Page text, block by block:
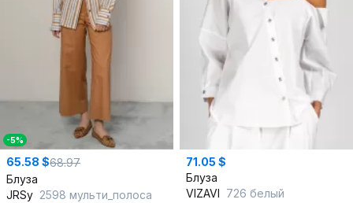
-5%
65.58 $68.97
Блуза
JRSy 2598 мульти_полоса
71.05 $
Блуза
VIZAVI 726 белый